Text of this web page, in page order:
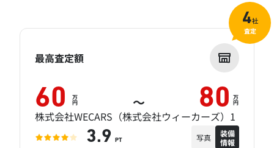
最高査定額
60 万
円 ～ 80 万
円
株式会社WECARS（株式会社ウィーカーズ）1
3.9 PT 写真
装備
情報
4社
査定